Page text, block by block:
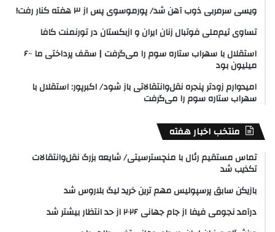
ویسی سرمربی ذوب آهن شد/ پورموسوی پس از ۳ هفته کنار رفت!
تساوی تیم‌ملی فوتبال زنان ایران و ازبکستان در تورنمنت کافا
استقلال با سهراب ستاره سوم را می‌گرفت | سقف پرداختی ما ۶۰۰
میلیون بود
امیدوارم زودتر پنجره نقل‌وانتقالاتی باز شود/ اکبرپور: استقلال با
سهراب ستاره سوم را می‌گرفت
منتخب اخبار هفته
تماس مستقیم رئال با منچسترسیتی/ شایعه بزرگ نقل‌وانتقالات
تکذیب شد
بازیکن سابق پرسپولیس مهم ترین خرید لیگ بلاروس شد
درآمد نجومی فیفا از جام جهانی ۲۰۲۶ از حد انتظار بیشتر شد